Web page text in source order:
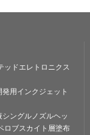
ッドエレトロニクス
発用インクジェット
シングルノズルヘッ
ロブスカイト層塗布